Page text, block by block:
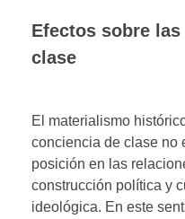
Efectos sobre
clase
El materialismo
conciencia de clase no
posición en las
construcción política y
ideológica. En este